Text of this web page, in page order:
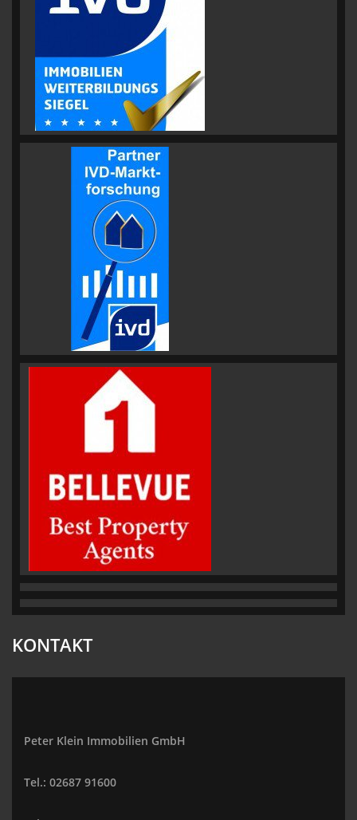
KONTAKT
Peter Klein Immobilien GmbH
Tel.: 02687 91600